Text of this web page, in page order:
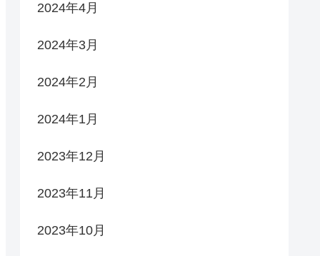
2024年4月
2024年3月
2024年2月
2024年1月
2023年12月
2023年11月
2023年10月